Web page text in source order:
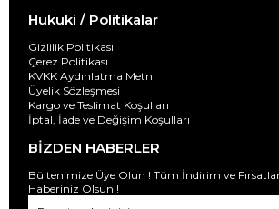
Hukuki / Politikalar
Gizlilik Politikası
Çerez Politikası
KVKK Aydınlatma Metni
Üyelik Sözleşmesi
Kargo ve Teslimat Koşulları
İptal, İade ve Değişim Koşulları
BİZDEN HABERLER
Bültenimize Üye Olun ! Tüm İndirim ve
Haberiniz Olsun !